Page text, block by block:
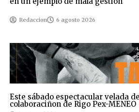
Redaccion 6 agosto 2026
Este sábado espectacular velada
colaboraciñon de Rigo Pex-MENEO